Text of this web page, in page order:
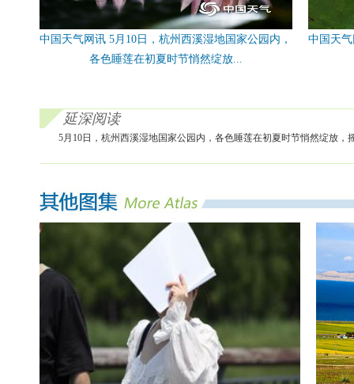
中国天气网讯 5月10日，杭州西溪湿地国家公园内，
各色睡莲在初夏时节悄然绽放...
中国天
延深阅读
5月10日，杭州西溪湿地国家公园内，各色睡莲在初夏时节悄然绽放，